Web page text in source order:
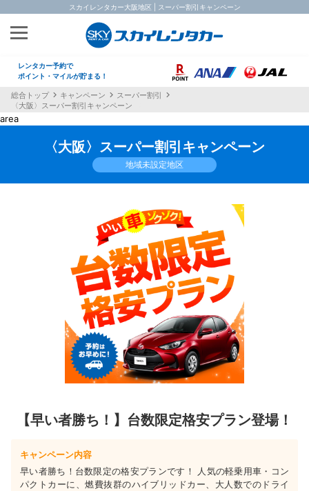
スカイレンタカー大阪地区 | スーパー割引キャンペーン
レンタカー予約で
ポイント・マイルが貯まる！
総合トップ キャンペーン
スーパー割引
〈大阪〉スーパー割引キャンペーン
area
〈大阪〉スーパー割引キャンペーン
地域未設定地区
【早い者勝ち！】台数限定格安プラン登場！
キャンペーン内容
早い者勝ち！台数限定の格安プランです！ 人気の軽乗用車・コン
パクトカーに、燃費抜群のハイブリッドカー、大人数でのドライ